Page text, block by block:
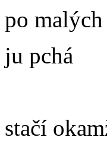
po
ju pchá
stačí